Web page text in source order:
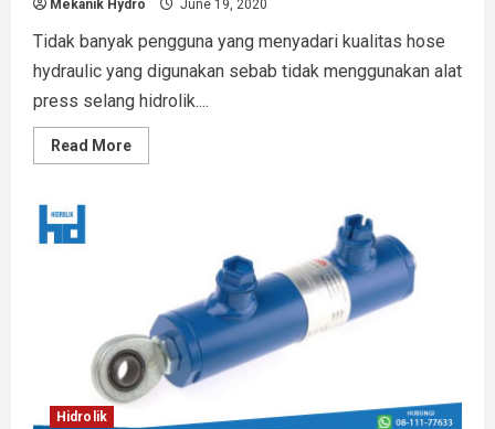
Mekanik Hydro June 19, 2020
Tidak banyak pengguna yang menyadari kualitas hose
hydraulic yang digunakan sebab tidak menggunakan alat
press selang hidrolik....
Read MoreRead
more
Berkualitas
Hidrolik